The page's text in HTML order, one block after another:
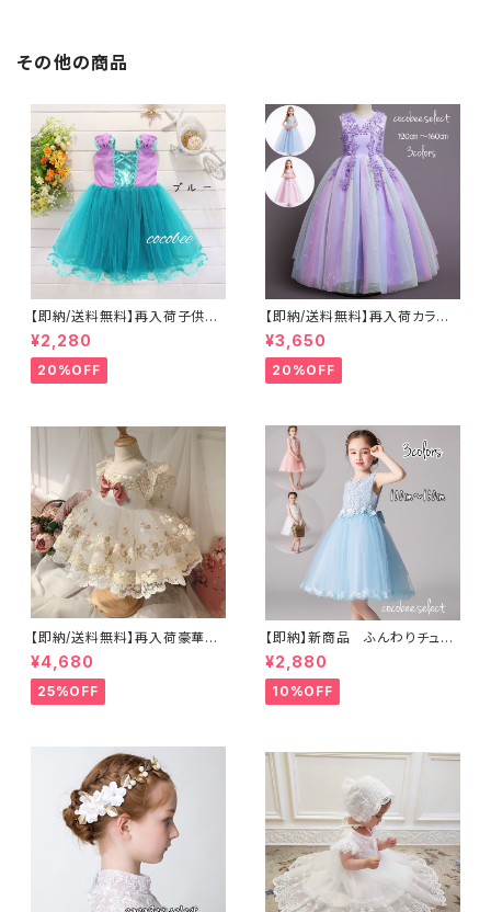
その他の商品
【即納/送料無料】再入荷子供ド
レス格安ワンピースふんわりキッ
ズドレスプリンセスドレス仮装
お姫様ドレス お誕生日 発表
会 クリスマスプレゼント発表
㎝
¥2,280
20%OFF
【即納/送料無料】再入荷カラフ
ルロングドレスレインボードレス
スカート ビーズレース刺繍女の
子ロングドレスコンクール七五
三撮影キッズドレスお誕生日結
¥3,650
20%OFF
【即納/送料無料】再入荷豪華刺
繍ベビードレスキッズドレスコン
クール演奏会ジュニアドレス
お誕生日撮影結婚式発表会ドレ
ス8090100110120㎝
¥4,680
25%OFF
【即納】新商品 ふんわりチュー
ルドレス子供ワンピースジュニ
アドレス女の子子供ドレスお花
ビーズ付き発表会ドレスお誕生
日七五三プリンセス海外子供服
¥2,880
10%OFF